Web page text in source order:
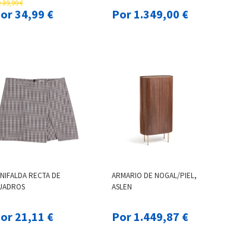
39,99 €
Por 34,99 € Por 1.349,00 €
RECTA DE
Por 21,11 €
ARMARIO DE NOGAL/PIEL,
ASLEN
Por 1.449,87 €